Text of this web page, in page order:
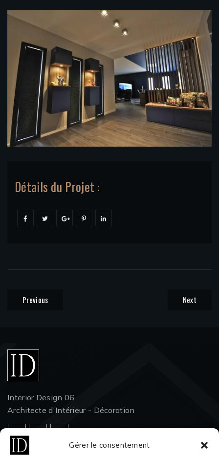
Gérer le consentement
Détails du Projet :
Previous Next
Interior Design 06
Architecte d'Intérieur - Décoration